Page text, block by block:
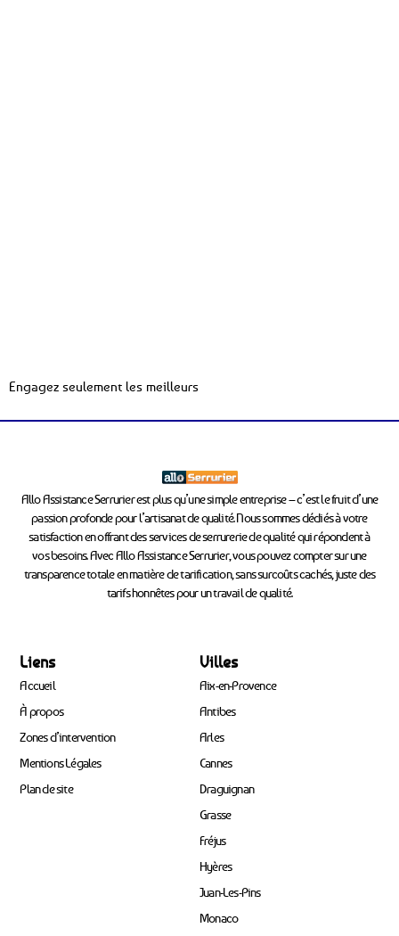
Engagez seulement les meilleurs
Allo Assistance Serrurier est plus qu’une simple entreprise – c’est le fruit d’une
passion profonde pour l’artisanat de qualité. Nous sommes dédiés à votre
satisfaction en offrant des services de serrurerie de qualité qui répondent à
vos besoins. Avec Allo Assistance Serrurier, vous pouvez compter sur une
transparence totale en matière de tarification, sans surcoûts cachés, juste des
tarifs honnêtes pour un travail de qualité.
Liens
Accueil
À propos
Zones d’intervention
Mentions Légales
Plan de site
Villes
Aix-en-Provence
Antibes
Arles
Cannes
Draguignan
Grasse
Fréjus
Hyères
Juan-Les-Pins
Monaco